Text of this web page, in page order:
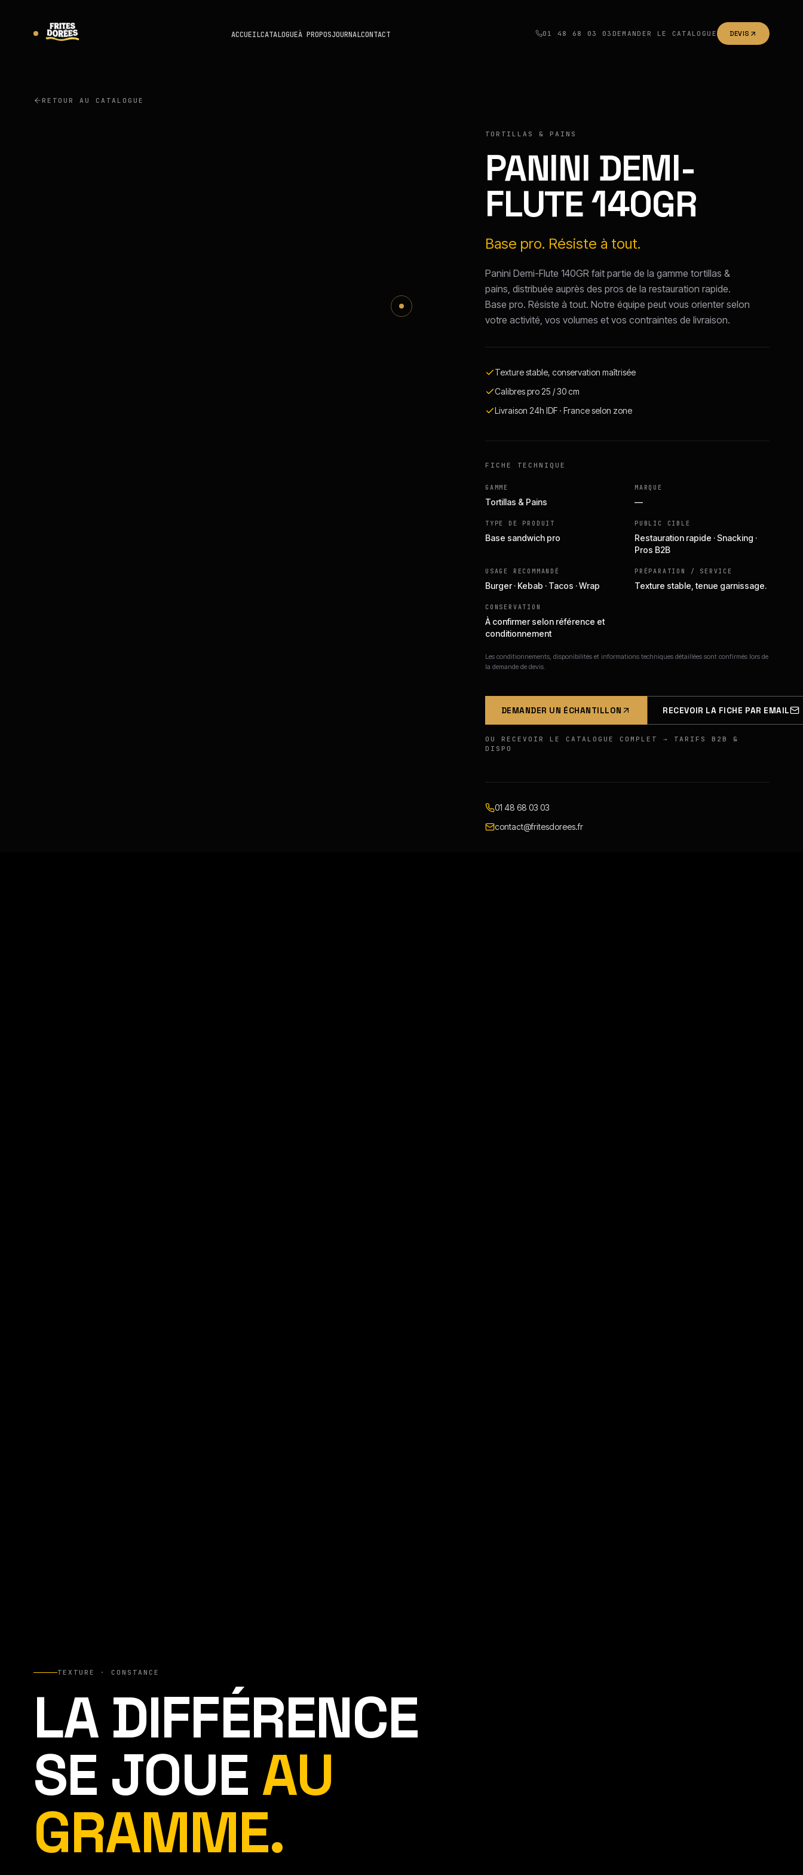
ACCUEILCATALOGUEÀ PROPOSJOURNALCONTACT 01 48 68 03 03 DEMANDER LE CATALOGUE DEVIS
RETOUR AU CATALOGUE
TORTILLAS & PAINS
PANINI DEMI-
FLUTE 140GR
Base pro. Résiste à tout.
Panini Demi-Flute 140GR fait partie de la gamme tortillas &
pains, distribuée auprès des pros de la restauration rapide.
Base pro. Résiste à tout. Notre équipe peut vous orienter selon
votre activité, vos volumes et vos contraintes de livraison.
Texture stable, conservation maîtrisée
Calibres pro 25 / 30 cm
Livraison 24h IDF · France selon zone
FICHE TECHNIQUE
GAMME
Tortillas & Pains
MARQUE
—
TYPE DE PRODUIT
Base sandwich pro
PUBLIC CIBLE
Restauration rapide · Snacking ·
Pros B2B
USAGE RECOMMANDÉ
Burger · Kebab · Tacos · Wrap
PRÉPARATION / SERVICE
Texture stable, tenue garnissage.
CONSERVATION
À confirmer selon référence et
conditionnement
Les conditionnements, disponibilités et informations techniques détaillées sont confirmés lors de
la demande de devis.
DEMANDER UN ÉCHANTILLON RECEVOIR LA FICHE PAR EMAIL
OU RECEVOIR LE CATALOGUE COMPLET → TARIFS B2B &
DISPO
01 48 68 03 03
contact@fritesdorees.fr
TEXTURE · CONSTANCE
LA DIFFÉRENCE
SE JOUEAU
GRAMME.